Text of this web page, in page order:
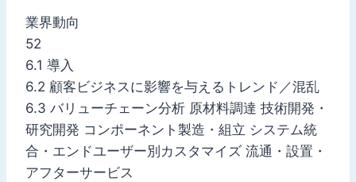
業界動向
52
6.1 導入
6.2 顧客ビジネスに影響を与えるトレンド／混乱
6.3 バリューチェーン分析 原材料調達 技術開発・
研究開発 コンポーネント製造・組立 システム統
合・エンドユーザー別カスタマイズ 流通・設置・
アフターサービス